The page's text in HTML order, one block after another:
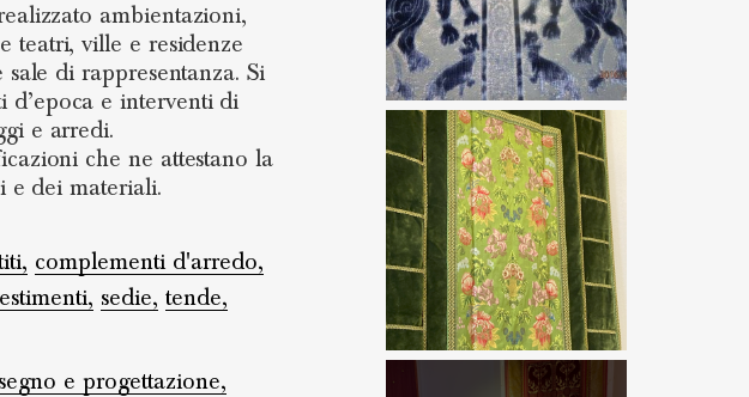
ambientazioni,
teatri, ville e residenze
di rappresentanza. Si
e interventi di
e arredi.
che ne attestano la
e dei materiali.
complementi d'arredo,
sedie, tende,
e progettazione,